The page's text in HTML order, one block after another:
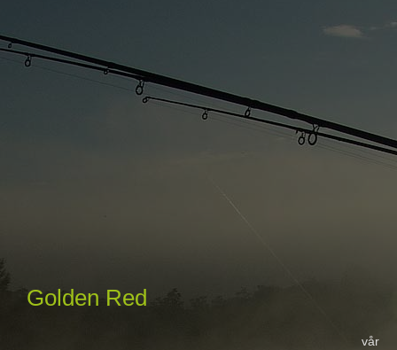
Golden Red
vår